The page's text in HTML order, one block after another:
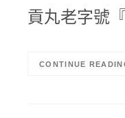
貢丸老字號
CONTINUE